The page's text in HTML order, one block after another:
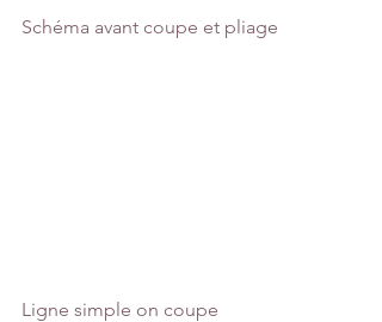
Schéma avant coupe et pliage
Ligne simple on coupe